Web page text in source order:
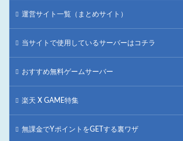
運営サイト一覧（まとめサイト）
当サイトで使用しているサーバーはコチラ
おすすめ無料ゲームサーバー
楽天 X GAME特集
無課金でYポイントをGETする裏ワザ